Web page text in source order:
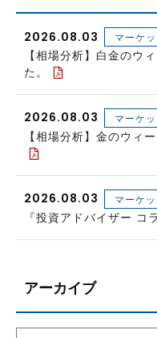
2026.08.03 マーケッ
【相場分析】白金のウ
た。
2026.08.03 マーケッ
【相場分析】金のウィ
2026.08.03 マーケッ
『投資アドバイザー コ
アーカイブ